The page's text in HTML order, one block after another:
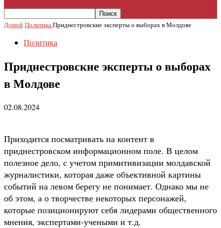
Домой ПолитикаПриднестровские эксперты о выборах в Молдове
Политика
Приднестровские эксперты о выборах
в Молдове
02.08.2024
Приходится посматривать на контент в
приднестровском информационном поле. В целом
полезное дело, с учетом примитивизации молдавской
журналистики, которая даже объективной картины
событий на левом берегу не понимает. Однако мы не
об этом, а о творчестве некоторых персонажей,
которые позиционируют себя лидерами общественного
мнения, экспертами-учеными и т.д.